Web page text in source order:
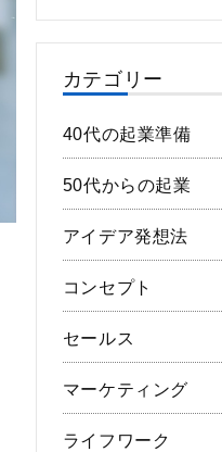
カテゴリー
40代の起業準備
50代からの起業
アイデア発想法
コンセプト
セールス
マーケティング
ライフワーク